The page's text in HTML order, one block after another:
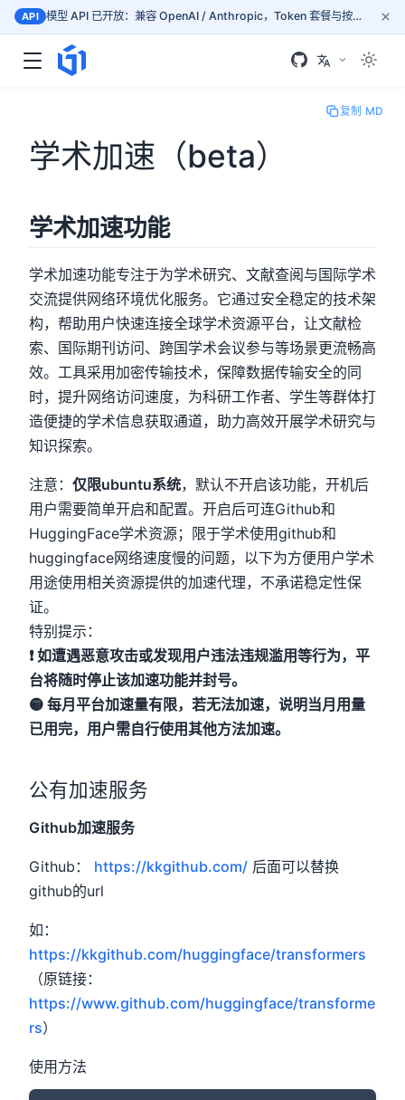
学术加速（beta）
学术加速功能
学术加速功能专注于为学术研究、文献查阅与国际学术
交流提供网络环境优化服务。它通过安全稳定的技术架
构，帮助用户快速连接全球学术资源平台，让文献检
索、国际期刊访问、跨国学术会议参与等场景更流畅高
效。工具采用加密传输技术，保障数据传输安全的同
时，提升网络访问速度，为科研工作者、学生等群体打
造便捷的学术信息获取通道，助力高效开展学术研究与
知识探索。
注意： 仅限ubuntu系统，默认不开启该功能，开机后
用户需要简单开启和配置。开启后可连Github和
HuggingFace学术资源；限于学术使用github和
huggingface网络速度慢的问题，以下为方便用户学术
用途使用相关资源提供的加速代理，不承诺稳定性保
证。
特别提示：
❗ 如遭遇恶意攻击或发现用户违法违规滥用等行为，平
台将随时停止该加速功能并封号。
🟡 每月平台加速量有限，若无法加速，说明当月用量
已用完，用户需自行使用其他方法加速。
公有加速服务
Github加速服务
Github： https://kkgithub.com/ 后面可以替换
github的url
如：
https://kkgithub.com/huggingface/transformers
（原链接：
https://www.github.com/huggingface/transforme
rs）
使用方法
API 模型 API 已开放：兼容 OpenAI / Anthropic，Token 套餐与按量计费，按文档接入 mass.gogpu.cn ×
复制 MD